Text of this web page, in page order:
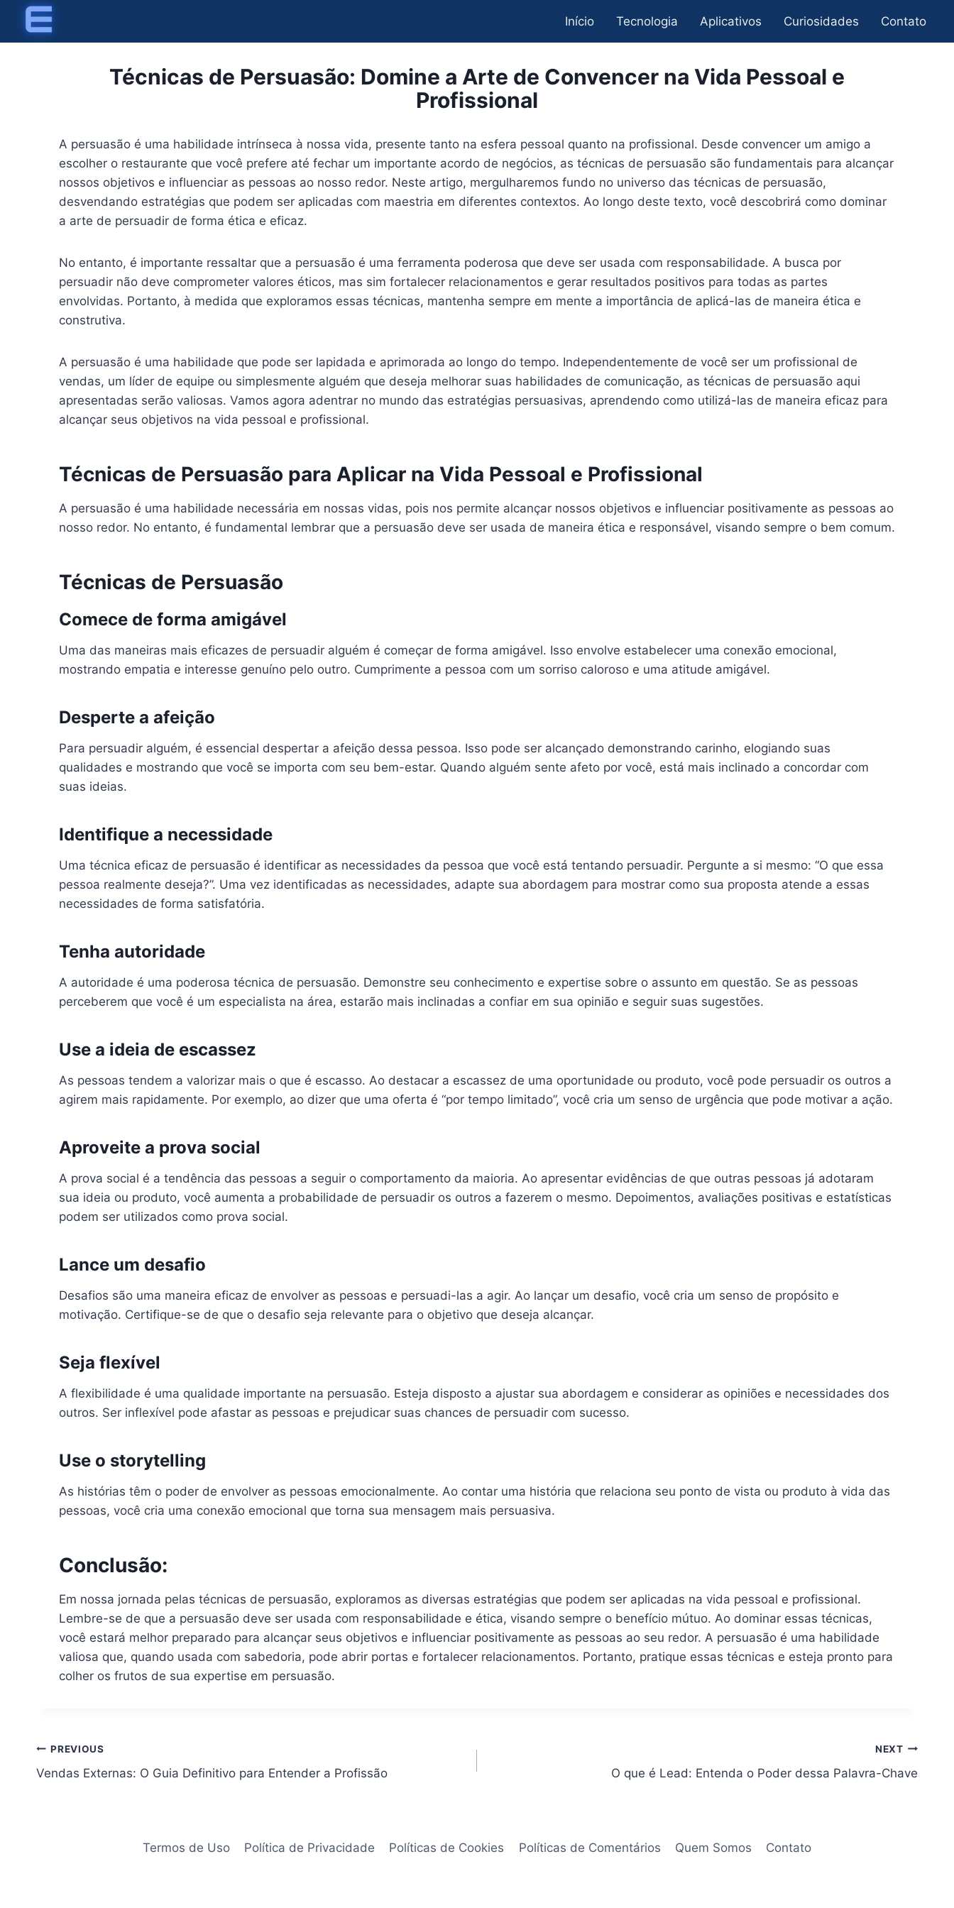
content
Início Tecnologia Aplicativos Curiosidades Contato
Técnicas de Persuasão: Domine a Arte de Convencer na Vida Pessoal e
Profissional
A persuasão é uma habilidade intrínseca à nossa vida, presente tanto na esfera pessoal quanto na profissional. Desde convencer um amigo a
escolher o restaurante que você prefere até fechar um importante acordo de negócios, as técnicas de persuasão são fundamentais para alcançar
nossos objetivos e influenciar as pessoas ao nosso redor. Neste artigo, mergulharemos fundo no universo das técnicas de persuasão,
desvendando estratégias que podem ser aplicadas com maestria em diferentes contextos. Ao longo deste texto, você descobrirá como dominar
a arte de persuadir de forma ética e eficaz.
No entanto, é importante ressaltar que a persuasão é uma ferramenta poderosa que deve ser usada com responsabilidade. A busca por
persuadir não deve comprometer valores éticos, mas sim fortalecer relacionamentos e gerar resultados positivos para todas as partes
envolvidas. Portanto, à medida que exploramos essas técnicas, mantenha sempre em mente a importância de aplicá-las de maneira ética e
construtiva.
A persuasão é uma habilidade que pode ser lapidada e aprimorada ao longo do tempo. Independentemente de você ser um profissional de
vendas, um líder de equipe ou simplesmente alguém que deseja melhorar suas habilidades de comunicação, as técnicas de persuasão aqui
apresentadas serão valiosas. Vamos agora adentrar no mundo das estratégias persuasivas, aprendendo como utilizá-las de maneira eficaz para
alcançar seus objetivos na vida pessoal e profissional.
Técnicas de Persuasão para Aplicar na Vida Pessoal e Profissional
A persuasão é uma habilidade necessária em nossas vidas, pois nos permite alcançar nossos objetivos e influenciar positivamente as pessoas ao
nosso redor. No entanto, é fundamental lembrar que a persuasão deve ser usada de maneira ética e responsável, visando sempre o bem comum.
Técnicas de Persuasão
Comece de forma amigável
Uma das maneiras mais eficazes de persuadir alguém é começar de forma amigável. Isso envolve estabelecer uma conexão emocional,
mostrando empatia e interesse genuíno pelo outro. Cumprimente a pessoa com um sorriso caloroso e uma atitude amigável.
Desperte a afeição
Para persuadir alguém, é essencial despertar a afeição dessa pessoa. Isso pode ser alcançado demonstrando carinho, elogiando suas
qualidades e mostrando que você se importa com seu bem-estar. Quando alguém sente afeto por você, está mais inclinado a concordar com
suas ideias.
Identifique a necessidade
Uma técnica eficaz de persuasão é identificar as necessidades da pessoa que você está tentando persuadir. Pergunte a si mesmo: “O que essa
pessoa realmente deseja?”. Uma vez identificadas as necessidades, adapte sua abordagem para mostrar como sua proposta atende a essas
necessidades de forma satisfatória.
Tenha autoridade
A autoridade é uma poderosa técnica de persuasão. Demonstre seu conhecimento e expertise sobre o assunto em questão. Se as pessoas
perceberem que você é um especialista na área, estarão mais inclinadas a confiar em sua opinião e seguir suas sugestões.
Use a ideia de escassez
As pessoas tendem a valorizar mais o que é escasso. Ao destacar a escassez de uma oportunidade ou produto, você pode persuadir os outros a
agirem mais rapidamente. Por exemplo, ao dizer que uma oferta é “por tempo limitado”, você cria um senso de urgência que pode motivar a ação.
Aproveite a prova social
A prova social é a tendência das pessoas a seguir o comportamento da maioria. Ao apresentar evidências de que outras pessoas já adotaram
sua ideia ou produto, você aumenta a probabilidade de persuadir os outros a fazerem o mesmo. Depoimentos, avaliações positivas e estatísticas
podem ser utilizados como prova social.
Lance um desafio
Desafios são uma maneira eficaz de envolver as pessoas e persuadi-las a agir. Ao lançar um desafio, você cria um senso de propósito e
motivação. Certifique-se de que o desafio seja relevante para o objetivo que deseja alcançar.
Seja flexível
A flexibilidade é uma qualidade importante na persuasão. Esteja disposto a ajustar sua abordagem e considerar as opiniões e necessidades dos
outros. Ser inflexível pode afastar as pessoas e prejudicar suas chances de persuadir com sucesso.
Use o storytelling
As histórias têm o poder de envolver as pessoas emocionalmente. Ao contar uma história que relaciona seu ponto de vista ou produto à vida das
pessoas, você cria uma conexão emocional que torna sua mensagem mais persuasiva.
Conclusão:
Em nossa jornada pelas técnicas de persuasão, exploramos as diversas estratégias que podem ser aplicadas na vida pessoal e profissional.
Lembre-se de que a persuasão deve ser usada com responsabilidade e ética, visando sempre o benefício mútuo. Ao dominar essas técnicas,
você estará melhor preparado para alcançar seus objetivos e influenciar positivamente as pessoas ao seu redor. A persuasão é uma habilidade
valiosa que, quando usada com sabedoria, pode abrir portas e fortalecer relacionamentos. Portanto, pratique essas técnicas e esteja pronto para
colher os frutos de sua expertise em persuasão.
Navegação
de
PREVIOUS
Vendas Externas: O Guia Definitivo para Entender a Profissão
NEXT
O que é Lead: Entenda o Poder dessa Palavra-Chave
Termos de Uso Política de Privacidade Políticas de Cookies Políticas de Comentários Quem Somos Contato